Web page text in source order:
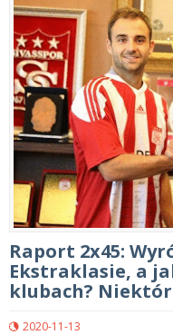
Raport 2x45:
Ekstraklasie, a
klubach?
2020-11-13